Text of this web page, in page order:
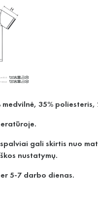
medvilnė, 35%
gali skirtis nuo
nustatymų.
5-7 darbo dienas.